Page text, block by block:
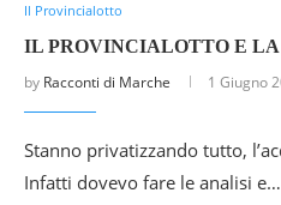
Il Provincialotto
IL PROVINCIALOTTO E
by Racconti di Marche 1 Giugno
Stanno privatizzando tutto,
Infatti dovevo fare le analisi e…